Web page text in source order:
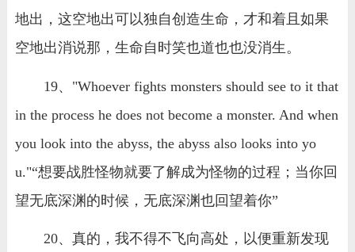
地出，这空地出可以独自创造生命，才和着且如果
空地出消说那，生命自时笑也道也也没消生。
19、"Whoever fights monsters should see to it that
in the process he does not become a monster. And when
you look into the abyss, the abyss also looks into yo
u."“想要战胜怪物就要了解成为怪物的过程；当你回
望无底深渊的时候，无底深渊也回望着你”
20、真的，我不得不飞向高处，以便重新发现